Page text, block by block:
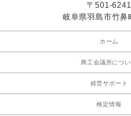
〒501-6241
岐阜県羽島市竹鼻
ホーム
商工会議所につ
経営サポート
検定情報